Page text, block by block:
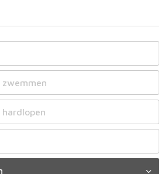
zwemmen
hardlopen